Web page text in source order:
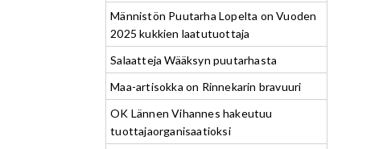
Männistön Puutarha Lopelta on Vuoden
2025 kukkien laatutuottaja
Salaatteja Wääksyn puutarhasta
Maa-artisokka on Rinnekarin bravuuri
OK Lännen Vihannes hakeutuu
tuottajaorganisaatioksi